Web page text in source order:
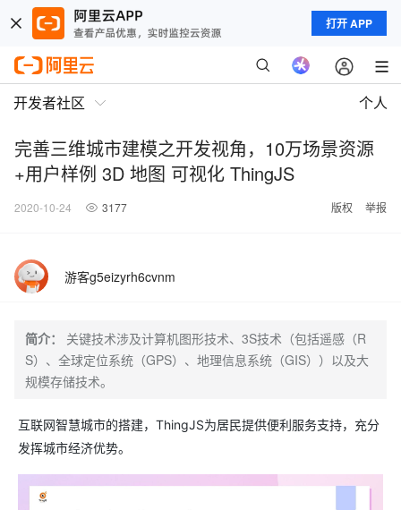
打开 APP
开发者社区 个人
完善三维城市建模之开发视角，10万场景资源
+用户样例 3D 地图 可视化 ThingJS
2020-10-24 3177 版权 举报
游客g5eizyrh6cvnm
简介：
关键技术涉及计算机图形技术、3S技术（包括遥感（R
S）、全球定位系统（GPS）、地理信息系统（GIS））以及大
规模存储技术。
互联网智慧城市的搭建，ThingJS为居民提供便利服务支持，充分
发挥城市经济优势。